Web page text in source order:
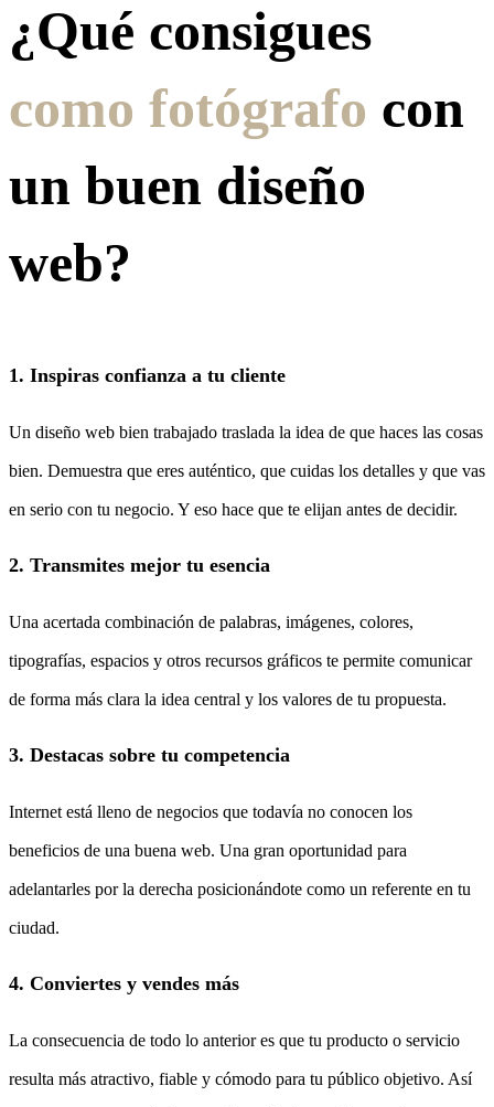
¿Qué consigues
como fotógrafo con
un buen diseño
web?
1. Inspiras confianza a tu cliente
Un diseño web bien trabajado traslada la idea de que haces las cosas
bien. Demuestra que eres auténtico, que cuidas los detalles y que vas
en serio con tu negocio. Y eso hace que te elijan antes de decidir.
2. Transmites mejor tu esencia
Una acertada combinación de palabras, imágenes, colores,
tipografías, espacios y otros recursos gráficos te permite comunicar
de forma más clara la idea central y los valores de tu propuesta.
3. Destacas sobre tu competencia
Internet está lleno de negocios que todavía no conocen los
beneficios de una buena web. Una gran oportunidad para
adelantarles por la derecha posicionándote como un referente en tu
ciudad.
4. Conviertes y vendes más
La consecuencia de todo lo anterior es que tu producto o servicio
resulta más atractivo, fiable y cómodo para tu público objetivo. Así